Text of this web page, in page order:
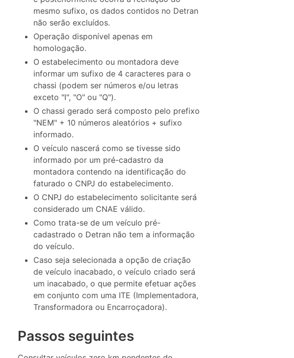
mesmo sufixo, os dados contidos no Detran
não serão excluídos.
Operação disponível apenas em
homologação.
O estabelecimento ou montadora deve
informar um sufixo de 4 caracteres para o
chassi (podem ser números e/ou letras
exceto "I", "O" ou "Q").
O chassi gerado será composto pelo prefixo
"NEM" + 10 números aleatórios + sufixo
informado.
O veículo nascerá como se tivesse sido
informado por um pré-cadastro da
montadora contendo na identificação do
faturado o CNPJ do estabelecimento.
O CNPJ do estabelecimento solicitante será
considerado um CNAE válido.
Como trata-se de um veículo pré-
cadastrado o Detran não tem a informação
do veículo.
Caso seja selecionada a opção de criação
de veículo inacabado, o veículo criado será
um inacabado, o que permite efetuar ações
em conjunto com uma ITE (Implementadora,
Transformadora ou Encarroçadora).
Passos seguintes